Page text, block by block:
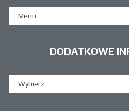
Menu
DODATKOWE
Wybierz